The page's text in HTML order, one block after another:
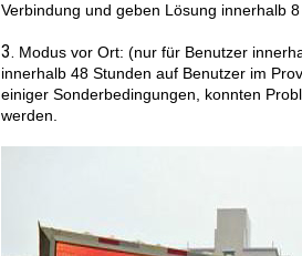
Verbindung und geben Lösung innerhalb
3. Modus vor Ort: (nur für Benutzer
innerhalb 48 Stunden auf Benutzer im
einiger Sonderbedingungen, konnten
werden.